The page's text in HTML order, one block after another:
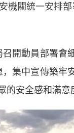
關統一安排部
開動員部署會
集中宣傳築牢
的安全感和滿意